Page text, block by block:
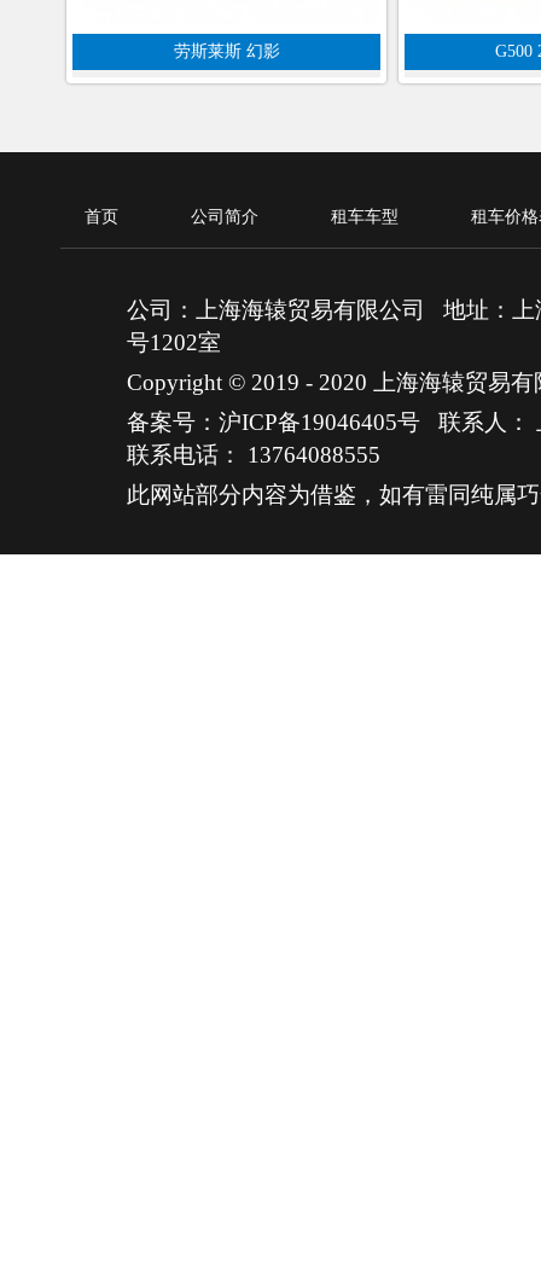
劳斯莱斯 幻影 G500
首页 公司简介 租车车型 租车价
公司：上海海辕贸易有限公司 地址：上
号1202室
Copyright © 2019 - 2020 上海海辕贸易
备案号：沪ICP备19046405号 联系人：
联系电话： 13764088555
此网站部分内容为借鉴，如有雷同纯属